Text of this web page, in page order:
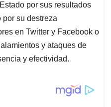
por sus resultados
su destreza
en Twitter y Facebook o
y ataques de
y efectividad.